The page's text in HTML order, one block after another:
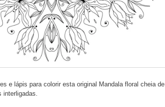
e lápis para colorir esta original Mandala floral cheia de